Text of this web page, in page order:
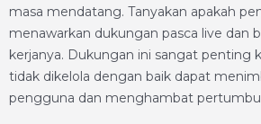
masa mendatang. Tanyakan apakah
menawarkan dukungan pasca live dan
kerjanya. Dukungan ini sangat penting
tidak dikelola dengan baik dapat
pengguna dan menghambat